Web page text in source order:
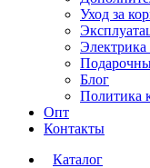
Уход за
Электрика
Блог
Политика
Опт
Контакты
Каталог